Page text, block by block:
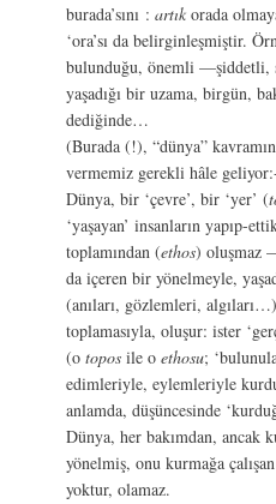
burada’sını : artık orada
‘ora’sı da belirginleşmiştir.
bulunduğu, önemli —şiddetli,
yaşadığı bir uzama, birgün,
dediğinde…
(Burada (!), “dünya”
vermemiz gerekli hâle
Dünya, bir ‘çevre’, bir ‘yer’ (
‘yaşayan’ insanların yapıp-
toplamından (ethos) oluşmaz
da içeren bir yönelmeyle,
(anıları, gözlemleri,
toplamasıyla, oluşur: ister
(o topos ile o ethosu;
edimleriyle, eylemleriyle
anlamda, düşüncesinde
Dünya, her bakımdan, ancak
yönelmiş, onu kurmağa
yoktur, olamaz.